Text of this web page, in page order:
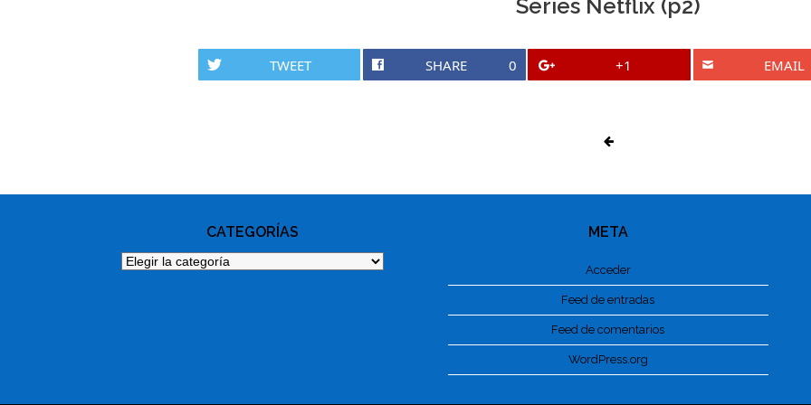
Series Netflix (p2)
TWEET SHARE 0 +1 EMAIL
CATEGORÍAS
Categorías
META
Acceder
Feed de entradas
Feed de comentarios
WordPress.org